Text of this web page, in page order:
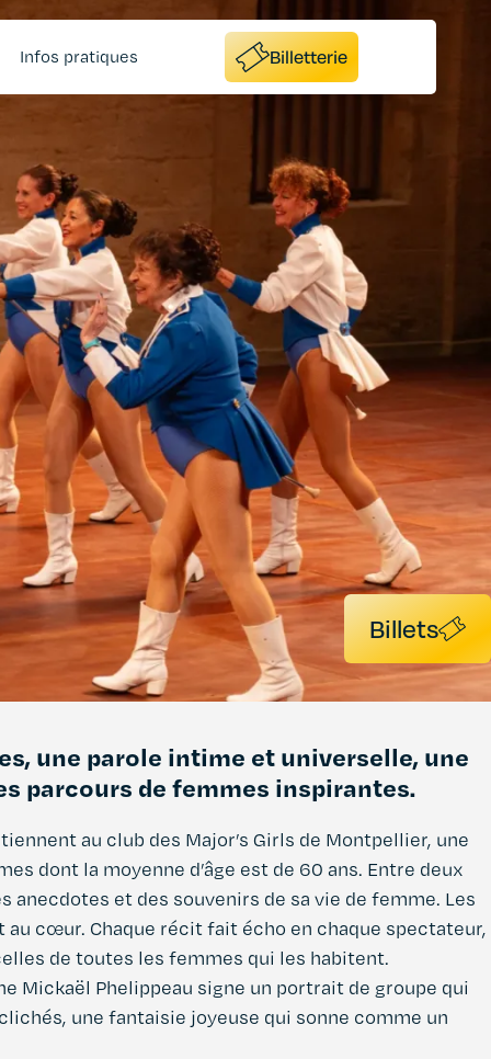
Infos pratiques Billetterie
Billets
une parole intime et universelle, une
parcours de femmes inspirantes.
au club des Major’s Girls de Montpellier, une
dont la moyenne d’âge est de 60 ans. Entre deux
et des souvenirs de sa vie de femme. Les
cœur. Chaque récit fait écho en chaque spectateur,
de toutes les femmes qui les habitent.
Mickaël Phelippeau signe un portrait de groupe qui
une fantaisie joyeuse qui sonne comme un